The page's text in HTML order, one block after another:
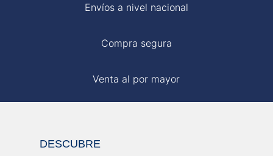
Envíos a nivel nacional
Compra segura
Venta al por mayor
DESCUBRE